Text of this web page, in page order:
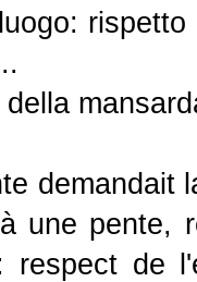
demandait
une pente,
de